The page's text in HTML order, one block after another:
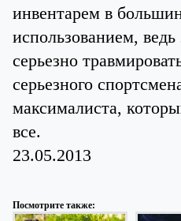
инвентарем в
использованием,
серьезно
серьезного
максималиста,
все.
23.05.2013
Посмотрите также: